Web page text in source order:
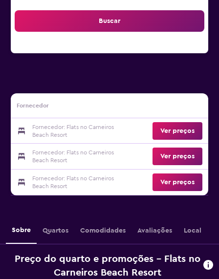
Buscar
Fornecedor
Fornecedor: Flats no Carneiros
Beach Resort
Ver preços
Fornecedor: Flats no Carneiros
Beach Resort
Ver preços
Fornecedor: Flats no Carneiros
Beach Resort
Ver preços
Sobre Quartos Comodidades Avaliações Local
Preço do quarto e promoções - Flats no
Carneiros Beach Resort